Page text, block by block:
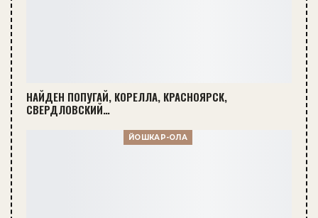
НАЙДЕН ПОПУГАЙ, КОРЕЛЛА, КРАСНОЯРСК,
СВЕРДЛОВСКИЙ…
ЙОШКАР-ОЛА